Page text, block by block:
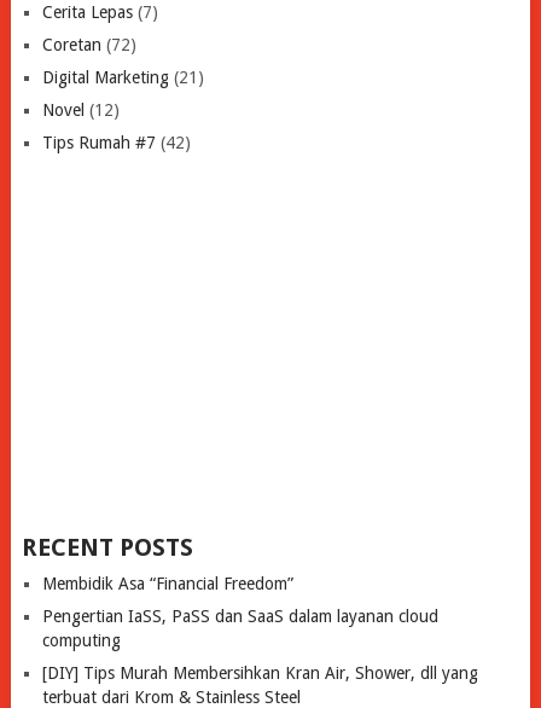
Cerita Lepas(7)
Coretan (72)
Digital Marketing(21)
Novel (12)
Tips Rumah #7 (42)
RECENT POSTS
Membidik Asa “Financial Freedom”
Pengertian IaSS, PaSS dan SaaS dalam layanan cloud
computing
[DIY] Tips Murah Membersihkan Kran Air, Shower, dll yang
terbuat dari Krom & Stainless Steel